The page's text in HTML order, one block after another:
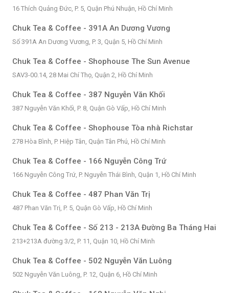
16 Thích Quảng Đức, P. 5, Quận Phú Nhuận, Hồ Chí Minh
Chuk Tea & Coffee - 391A An Dương Vương
Số 391A An Dương Vương, P. 3, Quận 5, Hồ Chí Minh
Chuk Tea & Coffee - Shophouse The Sun Avenue
SAV3-00.14, 28 Mai Chí Thọ, Quận 2, Hồ Chí Minh
Chuk Tea & Coffee - 387 Nguyễn Văn Khối
387 Nguyễn Văn Khối, P. 8, Quận Gò Vấp, Hồ Chí Minh
Chuk Tea & Coffee - Shophouse Tòa nhà Richstar
278 Hòa Bình, P. Hiệp Tân, Quận Tân Phú, Hồ Chí Minh
Chuk Tea & Coffee - 166 Nguyễn Công Trứ
166 Nguyễn Công Trứ, P. Nguyễn Thái Bình, Quận 1, Hồ Chí Minh
Chuk Tea & Coffee - 487 Phan Văn Trị
487 Phan Văn Trị, P. 5, Quận Gò Vấp, Hồ Chí Minh
Chuk Tea & Coffee - Số 213 - 213A Đường Ba Tháng Hai
213+213A đường 3/2, P. 11, Quận 10, Hồ Chí Minh
Chuk Tea & Coffee - 502 Nguyễn Văn Luông
502 Nguyễn Văn Luông, P. 12, Quận 6, Hồ Chí Minh